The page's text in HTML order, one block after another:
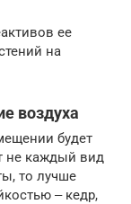
ее
на
воздуха
будет
не каждый вид
то лучше
‒ кедр,